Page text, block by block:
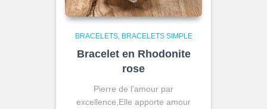
BRACELETS BRACELETS SIMPLE
Bracelet en Rhodonite
rose
Pierre de l’amour par
excellence,Elle apporte amour